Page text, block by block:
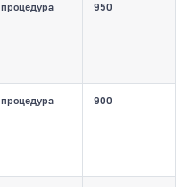
процедура 950
процедура 900